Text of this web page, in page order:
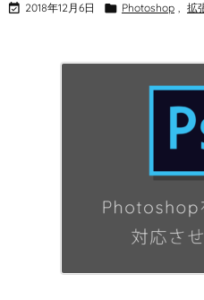
 2018年12月6日  Photoshop , 拡